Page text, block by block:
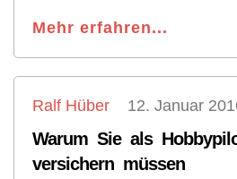
Mehr erfahren...
Ralf Hüber 12. Januar
Warum Sie als
versichern müssen